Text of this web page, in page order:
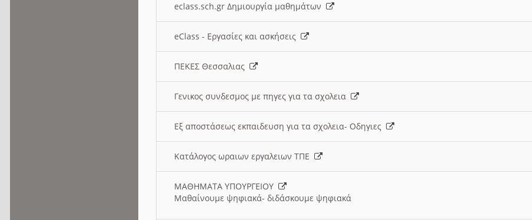
eclass.sch.gr Δημιουργία μαθημάτων
eClass - Εργασίες και ασκήσεις
ΠΕΚΕΣ Θεσσαλιας
Γενικος συνδεσμος με πηγες για τα σχολεια
Εξ αποστάσεως εκπαιδευση για τα σχολεια- Οδηγιες
Κατάλογος ωραιων εργαλειων ΤΠΕ
ΜΑΘΗΜΑΤΑ ΥΠΟΥΡΓΕΙΟΥ
Μαθαίνουμε ψηφιακά- διδάσκουμε ψηφιακά